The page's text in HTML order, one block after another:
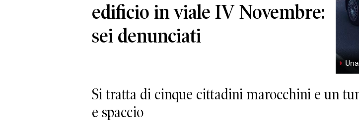
edificio in viale IV Novembre:
sei denunciati
◗
Si tratta di cinque cittadini marocchini e un
e spaccio